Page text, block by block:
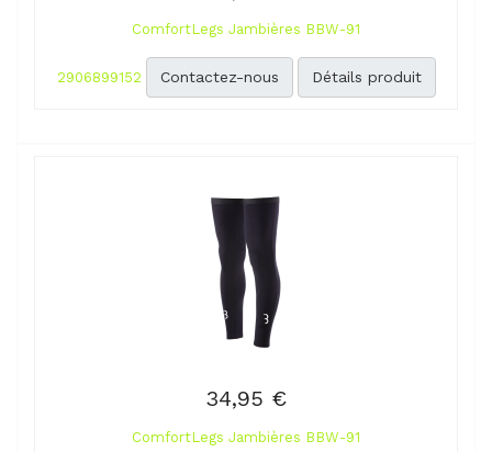
ComfortLegs Jambières BBW-91
2906899152 Contactez-nous Détails produit
34,95 €
ComfortLegs Jambières BBW-91